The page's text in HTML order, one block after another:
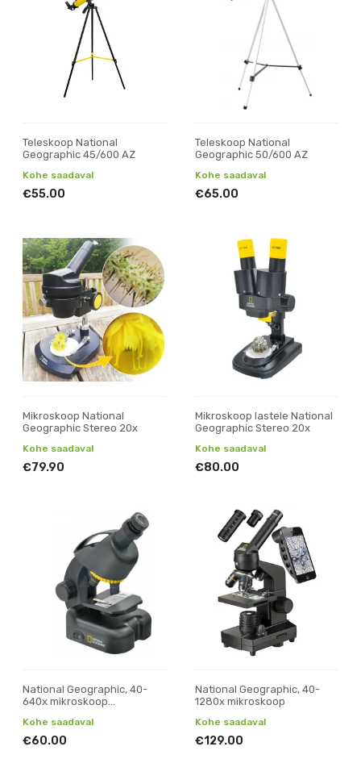
Teleskoop National
Geographic 45/600 AZ
Kohe saadaval
€55.00
Teleskoop National
Geographic 50/600 AZ
Kohe saadaval
€65.00
Mikroskoop National
Geographic Stereo 20x
Kohe saadaval
€79.90
Mikroskoop lastele National
Geographic Stereo 20x
Kohe saadaval
€80.00
National Geographic, 40-
640x mikroskoop
Kohe saadaval
€60.00
National Geographic, 40-
1280x mikroskoop
Kohe saadaval
€129.00